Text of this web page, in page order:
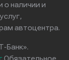
о наличии и
автоцентра.
Банк».
Обязательное